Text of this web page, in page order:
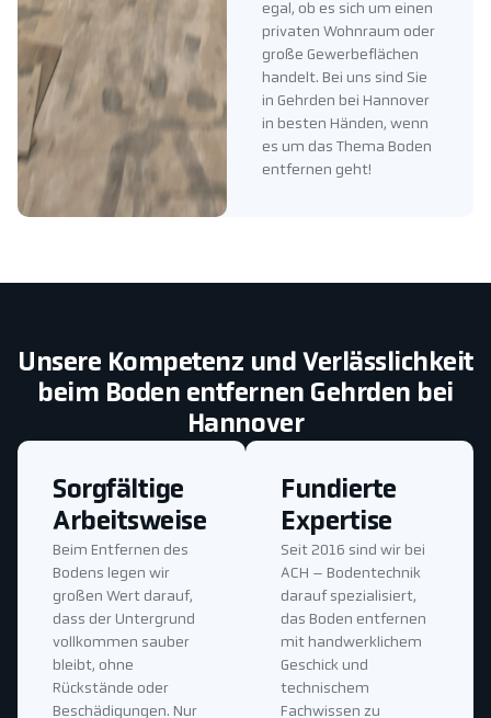
egal, ob es sich um einen
privaten Wohnraum oder
große Gewerbeflächen
handelt. Bei uns sind Sie
in Gehrden bei Hannover
in besten Händen, wenn
es um das Thema Boden
entfernen geht!
Unsere Kompetenz und Verlässlichkeit
beim Boden entfernen Gehrden bei
Hannover
Fundierte
Expertise
Seit 2016 sind wir bei
ACH – Bodentechnik
darauf spezialisiert,
das Boden entfernen
mit handwerklichem
Geschick und
technischem
Fachwissen zu
Sorgfältige
Arbeitsweise
Beim Entfernen des
Bodens legen wir
großen Wert darauf,
dass der Untergrund
vollkommen sauber
bleibt, ohne
Rückstände oder
Beschädigungen. Nur